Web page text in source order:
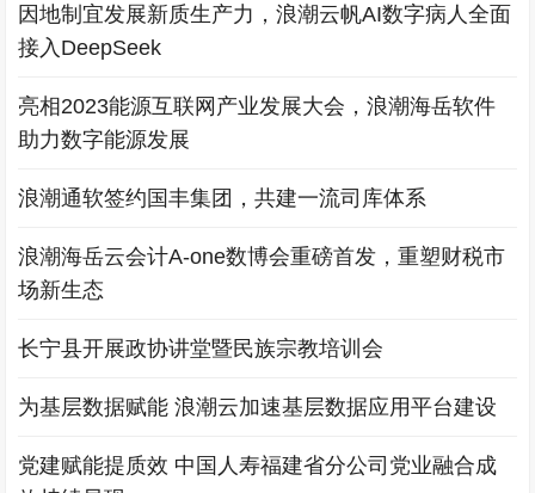
因地制宜发展新质生产力，浪潮云帆AI数字病人全面
接入DeepSeek
亮相2023能源互联网产业发展大会，浪潮海岳软件
助力数字能源发展
浪潮通软签约国丰集团，共建一流司库体系
浪潮海岳云会计A-one数博会重磅首发，重塑财税市
场新生态
长宁县开展政协讲堂暨民族宗教培训会
为基层数据赋能 浪潮云加速基层数据应用平台建设
党建赋能提质效 中国人寿福建省分公司党业融合成